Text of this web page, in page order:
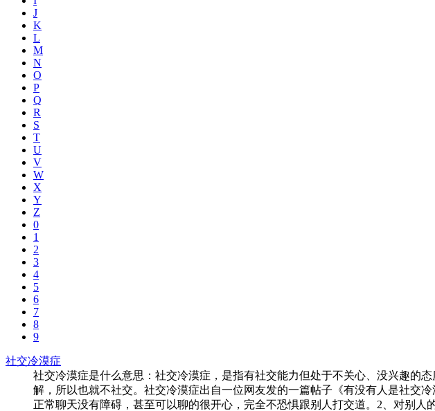
J
K
L
M
N
O
P
Q
R
S
T
U
V
W
X
Y
Z
0
1
2
3
4
5
6
7
8
9
社交冷漠症
社交冷漠症是什么意思：社交冷漠症，是指‌‌‌‌‌‌‌‌‌‌‌‌有社交能力但处于不关心、没兴趣的
解，所以也就不社交。社交冷漠症出自一位网友发的一篇帖子《有没有人是社交
正常聊天没有障碍，甚至可以聊的很开心，完全不恐惧跟别人打交道。2、对别